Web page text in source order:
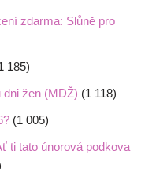
zdarma: Slůně pro
185)
žen (MDŽ) (1 118)
(1 005)
ti tato únorová podkova